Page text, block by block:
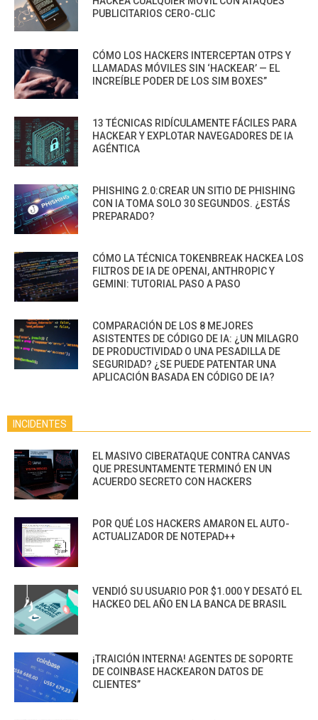
PUBLICITARIOS CERO-CLIC
CÓMO LOS HACKERS INTERCEPTAN OTPS Y
LLAMADAS MÓVILES SIN ‘HACKEAR’ — EL
INCREÍBLE PODER DE LOS SIM BOXES”
13 TÉCNICAS RIDÍCULAMENTE FÁCILES PARA
HACKEAR Y EXPLOTAR NAVEGADORES DE IA
AGÉNTICA
PHISHING 2.0:CREAR UN SITIO DE PHISHING
CON IA TOMA SOLO 30 SEGUNDOS. ¿ESTÁS
PREPARADO?
CÓMO LA TÉCNICA TOKENBREAK HACKEA LOS
FILTROS DE IA DE OPENAI, ANTHROPIC Y
GEMINI: TUTORIAL PASO A PASO
COMPARACIÓN DE LOS 8 MEJORES
ASISTENTES DE CÓDIGO DE IA: ¿UN MILAGRO
DE PRODUCTIVIDAD O UNA PESADILLA DE
SEGURIDAD? ¿SE PUEDE PATENTAR UNA
APLICACIÓN BASADA EN CÓDIGO DE IA?
INCIDENTES
EL MASIVO CIBERATAQUE CONTRA CANVAS
QUE PRESUNTAMENTE TERMINÓ EN UN
ACUERDO SECRETO CON HACKERS
POR QUÉ LOS HACKERS AMARON EL AUTO-
ACTUALIZADOR DE NOTEPAD++
VENDIÓ SU USUARIO POR $1.000 Y DESATÓ EL
HACKEO DEL AÑO EN LA BANCA DE BRASIL
¡TRAICIÓN INTERNA! AGENTES DE SOPORTE
DE COINBASE HACKEARON DATOS DE
CLIENTES”